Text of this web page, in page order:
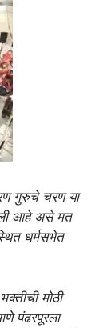
गुरुचे चरण या
आहे असे मत
धर्मसभेत
मोठी
पंढरपूरला